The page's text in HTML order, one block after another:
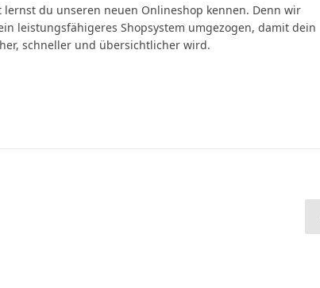
lernst du unseren neuen Onlineshop kennen. Denn wir
leistungsfähigeres Shopsystem umgezogen, damit dein
schneller und übersichtlicher wird.